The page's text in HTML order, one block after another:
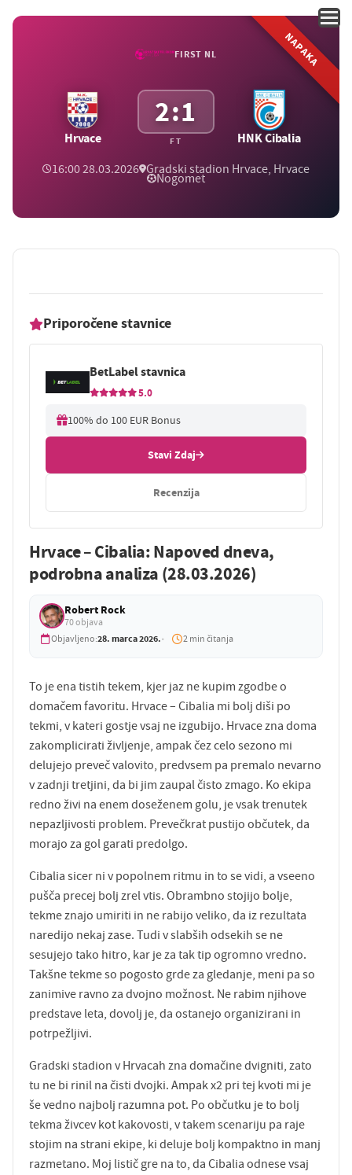
FIRST NL
Hrvace
2:1
FT HNK Cibalia
16:00 28.03.2026 Gradski stadion Hrvace, Hrvace
Nogomet
NAPAKA
Priporočene stavnice
BetLabel stavnica
5.0
100% do 100 EUR Bonus
Stavi Zdaj
Recenzija
Hrvace – Cibalia: Napoved dneva,
podrobna analiza (28.03.2026)
Robert Rock
70 objava
Objavljeno:28. marca 2026. 2 min čitanja
To je ena tistih tekem, kjer jaz ne kupim zgodbe o
domačem favoritu. Hrvace – Cibalia mi bolj diši po
tekmi, v kateri gostje vsaj ne izgubijo. Hrvace zna doma
zakomplicirati življenje, ampak čez celo sezono mi
delujejo preveč valovito, predvsem pa premalo nevarno
v zadnji tretjini, da bi jim zaupal čisto zmago. Ko ekipa
redno živi na enem doseženem golu, je vsak trenutek
nepazljivosti problem. Prevečkrat pustijo občutek, da
morajo za gol garati predolgo.
Cibalia sicer ni v popolnem ritmu in to se vidi, a vseeno
pušča precej bolj zrel vtis. Obrambno stojijo bolje,
tekme znajo umiriti in ne rabijo veliko, da iz rezultata
naredijo nekaj zase. Tudi v slabših odsekih se ne
sesujejo tako hitro, kar je za tak tip ogromno vredno.
Takšne tekme so pogosto grde za gledanje, meni pa so
zanimive ravno za dvojno možnost. Ne rabim njihove
predstave leta, dovolj je, da ostanejo organizirani in
potrpežljivi.
Gradski stadion v Hrvacah zna domačine dvigniti, zato
tu ne bi rinil na čisti dvojki. Ampak x2 pri tej kvoti mi je
še vedno najbolj razumna pot. Po občutku je to bolj
tekma živcev kot kakovosti, v takem scenariju pa raje
stojim na strani ekipe, ki deluje bolj kompaktno in manj
razmetano. Moj listič gre na to, da Cibalia odnese vsaj